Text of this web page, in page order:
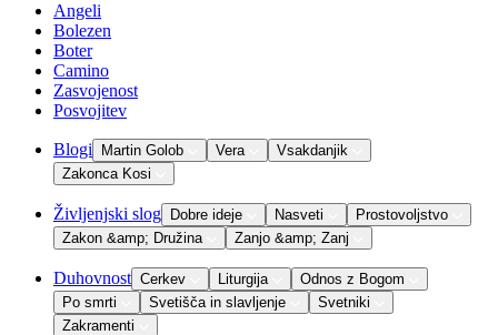
Angeli
Bolezen
Boter
Camino
Zasvojenost
Posvojitev
Blogi Martin Golob Vera
Vsakdanjik
Zakonca Kosi
Življenjski slog Dobre ideje Nasveti
Prostovoljstvo
Zakon &amp; Družina
Zanjo &amp; Zanj
Duhovnost Cerkev Liturgija
Odnos z Bogom
Po smrti
Svetišča in slavljenje
Svetniki
Zakramenti